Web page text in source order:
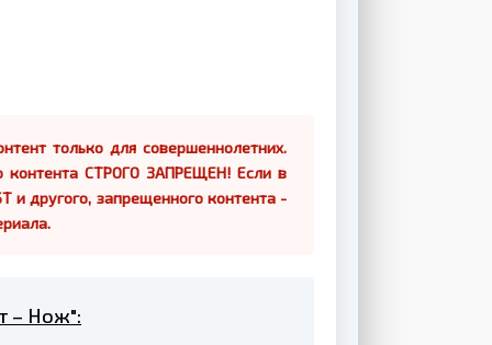
только для совершеннолетних.
контента СТРОГО ЗАПРЕЩЕН! Если в
и другого, запрещенного контента -
– Нож":